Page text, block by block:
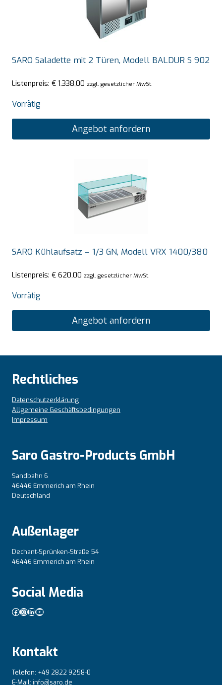
SARO Saladette mit 2 Türen, Modell BALDUR S 902
Listenpreis: € 1.338,00 zzgl. gesetzlicher MwSt.
Vorrätig
Angebot anfordern
SARO Kühlaufsatz – 1/3 GN, Modell VRX 1400/380
Listenpreis: € 620,00 zzgl. gesetzlicher MwSt.
Vorrätig
Angebot anfordern
Rechtliches
Datenschutzerklärung
Allgemeine Geschäftsbedingungen
Impressum
Saro Gastro-Products GmbH
Sandbahn 6
46446 Emmerich am Rhein
Deutschland
Außenlager
Dechant-Sprünken-Straße 54
46446 Emmerich am Rhein
Social Media
Facebook
Instagram
LinkedIn
YouTube
Kontakt
Telefon: +49 2822 9258-0
E-Mail: info@saro.de